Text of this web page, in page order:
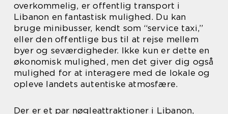
overkommelig, er offentlig transport i
Libanon en fantastisk mulighed. Du kan
bruge minibusser, kendt som “service taxi,”
eller den offentlige bus til at rejse mellem
byer og seværdigheder. Ikke kun er dette en
økonomisk mulighed, men det giver dig også
mulighed for at interagere med de lokale og
opleve landets autentiske atmosfære.
Der er et par nøgleattraktioner i Libanon,